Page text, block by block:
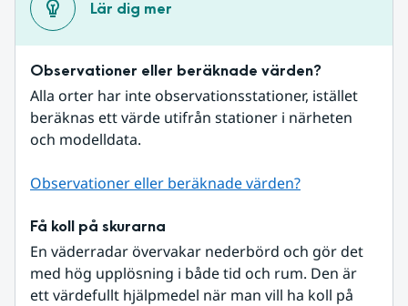
Lär dig mer
Observationer eller beräknade värden?
Alla orter har inte observationsstationer, istället
beräknas ett värde utifrån stationer i närheten
och modelldata.
Observationer eller beräknade värden?
Få koll på skurarna
En väderradar övervakar nederbörd och gör det
med hög upplösning i både tid och rum. Den är
ett värdefullt hjälpmedel när man vill ha koll på